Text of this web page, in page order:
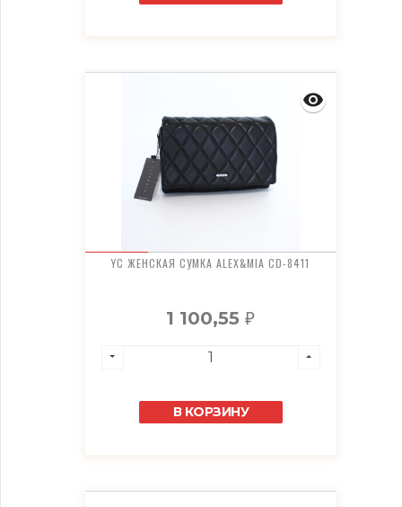
YC ЖЕНСКАЯ СУМКА ALEX&MIA CD-8411
1 100,55₽
В КОРЗИНУ